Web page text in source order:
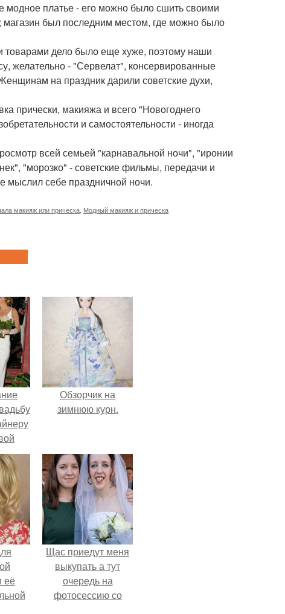
модное платье - его можно было сшить своими
магазин был последним местом, где можно было
дело было еще хуже, поэтому наши
желательно - "Сервелат", консервированные
на праздник дарили советские духи,
прически, макияжа и всего "Новогоднего
и самостоятельности - иногда
всей семьей "карнавальной ночи", "иронии
"морозко" - советские фильмы, передачи и
мыслил себе праздничной ночи.
макияж или прическа Модный макияж и прическа
Обзорчик на
зимнюю курн.
её
Щас приедут меня
выкупать а тут
очередь на
фотосессию со